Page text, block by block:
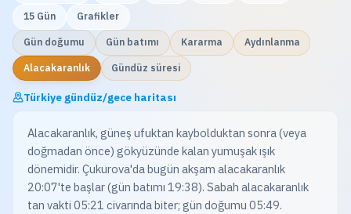
15 Gün Grafikler
Gün doğumu Gün batımı Kararma Aydınlanma
Alacakaranlık Gündüz süresi
Türkiye gündüz/gece haritası
Alacakaranlık, güneş ufuktan kaybolduktan sonra (veya
doğmadan önce) gökyüzünde kalan yumuşak ışık
dönemidir. Çukurova'da bugün akşam alacakaranlık
20:07'te başlar (gün batımı 19:38). Sabah alacakaranlık
tan vakti 05:21 civarında biter; gün doğumu 05:49.